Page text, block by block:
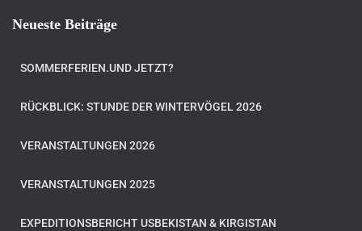
Neueste Beiträge
SOMMERFERIEN.UND JETZT?
RÜCKBLICK: STUNDE DER WINTERVÖGEL 2026
VERANSTALTUNGEN 2026
VERANSTALTUNGEN 2025
EXPEDITIONSBERICHT USBEKISTAN & KIRGISTAN